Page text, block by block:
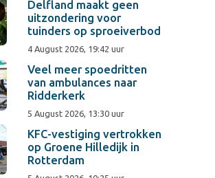
Delfland maakt geen
uitzondering voor
tuinders op sproeiverbod
4 August 2026, 19:42 uur
Veel meer spoedritten
van ambulances naar
Ridderkerk
5 August 2026, 13:30 uur
KFC-vestiging vertrokken
op Groene Hilledijk in
Rotterdam